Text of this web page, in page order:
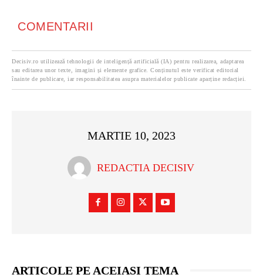
COMENTARII
Decisiv.ro utilizează tehnologii de inteligență artificială (IA) pentru realizarea, adaptarea
sau editarea unor texte, imagini și elemente grafice. Conținutul este verificat editorial
înainte de publicare, iar responsabilitatea asupra materialelor publicate aparține redacției.
MARTIE 10, 2023
REDACTIA DECISIV
ARTICOLE PE ACEIASI TEMA